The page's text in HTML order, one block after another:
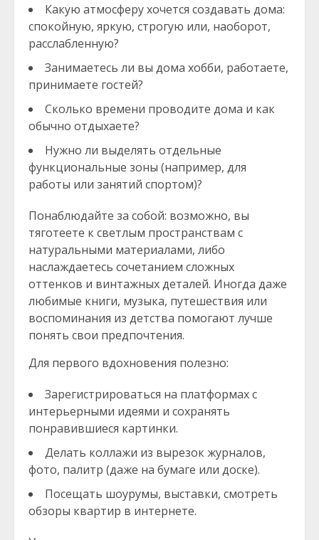
Какую атмосферу хочется создавать дома:
спокойную, яркую, строгую или, наоборот,
расслабленную?
Занимаетесь ли вы дома хобби, работаете,
принимаете гостей?
Сколько времени проводите дома и как
обычно отдыхаете?
Нужно ли выделять отдельные
функциональные зоны (например, для
работы или занятий спортом)?
Понаблюдайте за собой: возможно, вы
тяготеете к светлым пространствам с
натуральными материалами, либо
наслаждаетесь сочетанием сложных
оттенков и винтажных деталей. Иногда даже
любимые книги, музыка, путешествия или
воспоминания из детства помогают лучше
понять свои предпочтения.
Для первого вдохновения полезно:
Зарегистрироваться на платформах с
интерьерными идеями и сохранять
понравившиеся картинки.
Делать коллажи из вырезок журналов,
фото, палитр (даже на бумаге или доске).
Посещать шоурумы, выставки, смотреть
обзоры квартир в интернете.